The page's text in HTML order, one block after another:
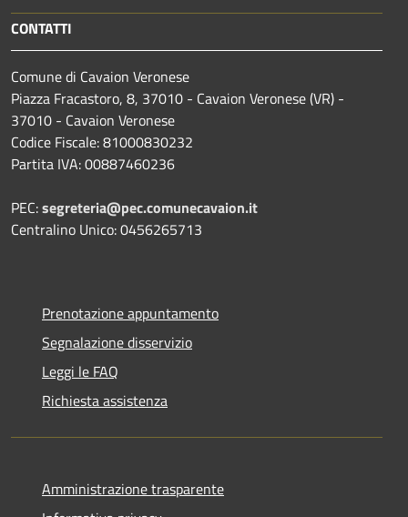
CONTATTI
Comune di Cavaion Veronese
Piazza Fracastoro, 8, 37010 - Cavaion Veronese (VR) -
37010 - Cavaion Veronese
Codice Fiscale: 81000830232
Partita IVA: 00887460236
PEC:segreteria@pec.comunecavaion.it
Centralino Unico: 0456265713
Prenotazione appuntamento
Segnalazione disservizio
Leggi le FAQ
Richiesta assistenza
Amministrazione trasparente